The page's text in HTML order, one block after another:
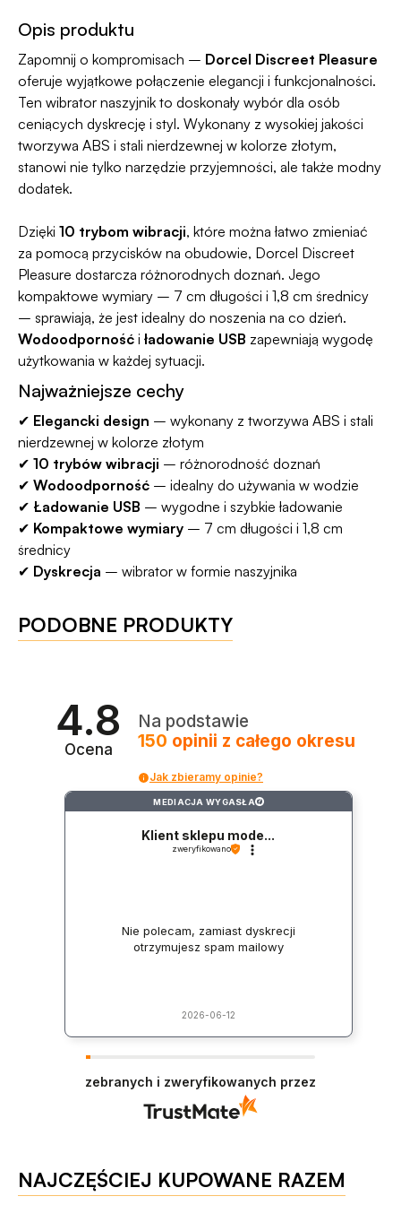
Dyskrecji — jeśli ją naruszymy, zwrócimy Ci
programu Wygodne Zwroty®
Opis produktu
Zapomnij o kompromisach – Dorcel Discreet Pleasure
oferuje wyjątkowe połączenie elegancji i funkcjonalności.
Ten wibrator naszyjnik to doskonały wybór dla osób
ceniących dyskrecję i styl. Wykonany z wysokiej jakości
tworzywa ABS i stali nierdzewnej w kolorze złotym,
stanowi nie tylko narzędzie przyjemności, ale także modny
dodatek.
Dzięki 10 trybom wibracji, które można łatwo zmieniać
za pomocą przycisków na obudowie, Dorcel Discreet
Pleasure dostarcza różnorodnych doznań. Jego
kompaktowe wymiary – 7 cm długości i 1,8 cm średnicy
– sprawiają, że jest idealny do noszenia na co dzień.
Wodoodporność i ładowanie USB zapewniają wygodę
użytkowania w każdej sytuacji.
Najważniejsze cechy
✔ Elegancki design – wykonany z tworzywa ABS i stali
nierdzewnej w kolorze złotym
✔ 10 trybów wibracji – różnorodność doznań
✔ Wodoodporność – idealny do używania w wodzie
✔ Ładowanie USB – wygodne i szybkie ładowanie
✔ Kompaktowe wymiary – 7 cm długości i 1,8 cm
średnicy
✔ Dyskrecja – wibrator w formie naszyjnika
PODOBNE PRODUKTY
4.8
Ocena
Na podstawie
150 opinii z całego okresu
Jak zbieramy opinie?
MEDIACJA WYGASŁA ?
Klient sklepu mode...
zweryfikowano
Nie polecam, zamiast dyskrecji
otrzymujesz spam mailowy
2026-06-12
zebranych i zweryfikowanych przez
NAJCZĘŚCIEJ KUPOWANE RAZEM